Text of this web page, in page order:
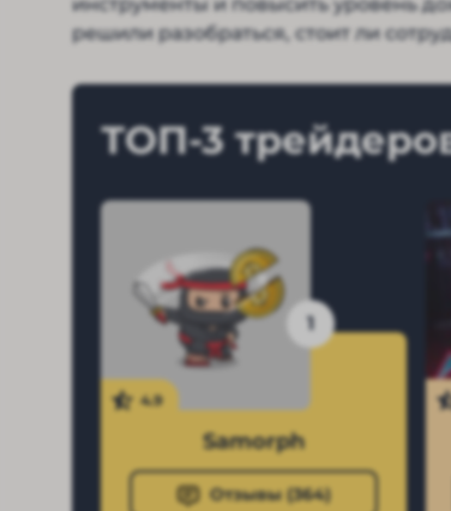
решили разобраться, стоит ли
ТОП-3
1
4.9
Samorph
Отзывы (364)